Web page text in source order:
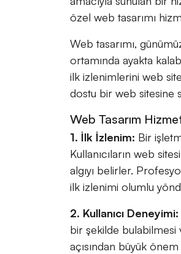
özel web tasarımı
Web tasarımı,
ortamında ayakta
ilk izlenimlerini web
dostu bir web sitesine
Web Tasarım
1. İlk İzlenim: Bir
Kullanıcıların web
algıyı belirler.
ilk izlenimi olumlu
2. Kullanıcı Deneyimi:
bir şekilde bulabilmesi
açısından büyük